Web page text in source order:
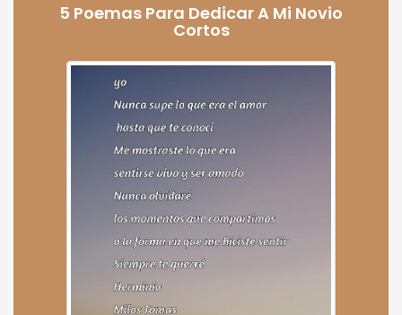
5 Poemas Para Dedicar A Mi Novio
Cortos